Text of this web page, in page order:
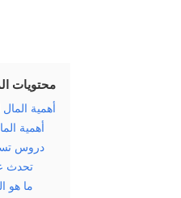
محتويات
أهمية
أهمية
دروس
تحدث
ما هو